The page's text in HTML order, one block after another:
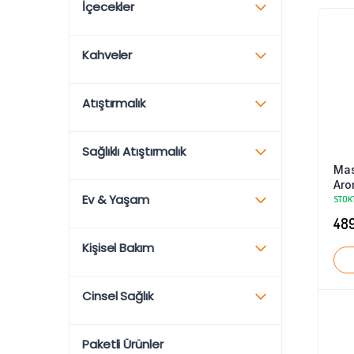
İçecekler
Kahveler
Atıştırmalık
Sağlıklı Atıştırmalık
Ev & Yaşam
Kişisel Bakım
Cinsel Sağlık
Paketli Ürünler